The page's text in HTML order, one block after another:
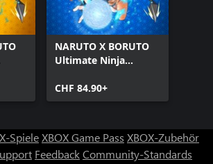
NARUTO X BORUTO
Ultimate Ninja
CONNECTIONS
Deluxe Edition
CHF 84.90+
SpieleXBOX Game Pass XBOX-Zubehör
FeedbackCommunity-Standards